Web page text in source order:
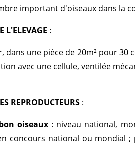
important d'oiseaux dans la
L'ELEVAGE :
dans une pièce de 20m² pour 30
avec une cellule, ventilée
REPRODUCTEURS :
oiseaux: niveau national,
concours national ou mondial